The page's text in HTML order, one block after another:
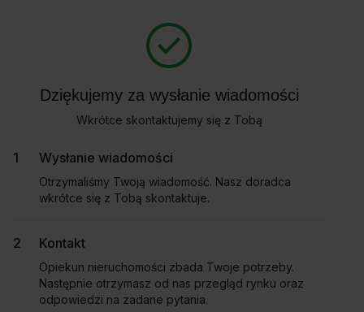
Baza wiedzy
Artykuł Artykuł
Dziękujemy za wysłanie wiadomości
Wkrótce skontaktujemy się z Tobą
Wysłanie wiadomości
Otrzymaliśmy Twoją wiadomość. Nasz doradca
wkrótce się z Tobą skontaktuje.
Kontakt
Opiekun nieruchomości zbada Twoje potrzeby.
Następnie otrzymasz od nas przegląd rynku oraz
odpowiedzi na zadane pytania.